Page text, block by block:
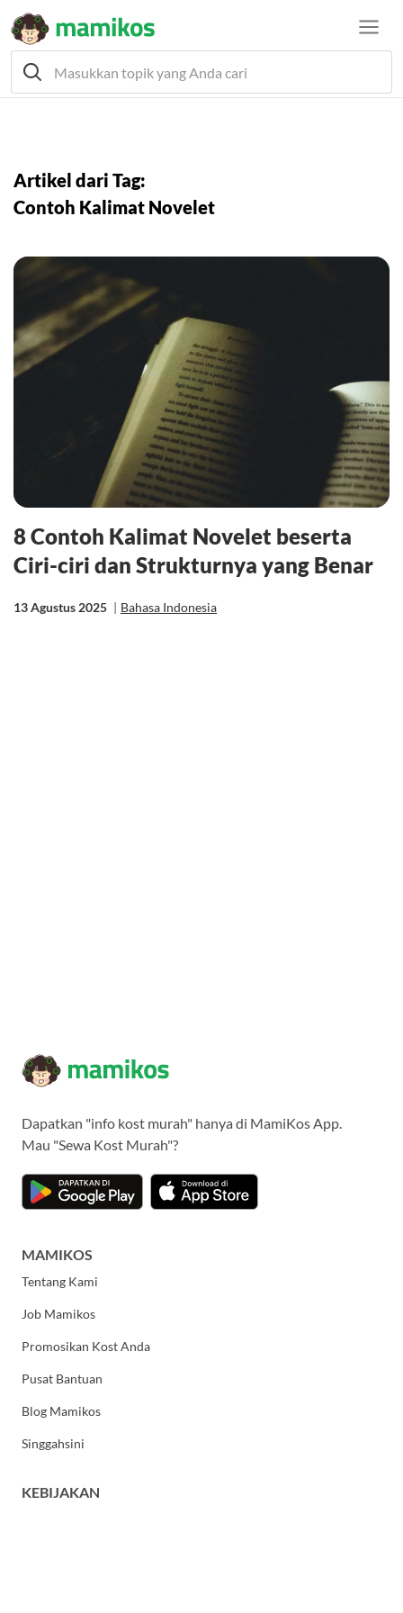
Artikel dari Tag:
Contoh Kalimat Novelet
8 Contoh Kalimat Novelet beserta
Ciri-ciri dan Strukturnya yang Benar
13 Agustus 2025 | Bahasa Indonesia
Dapatkan "info kost murah" hanya di MamiKos App.
Mau "Sewa Kost Murah"?
MAMIKOS
Tentang Kami
Job Mamikos
Promosikan Kost Anda
Pusat Bantuan
Blog Mamikos
Singgahsini
KEBIJAKAN